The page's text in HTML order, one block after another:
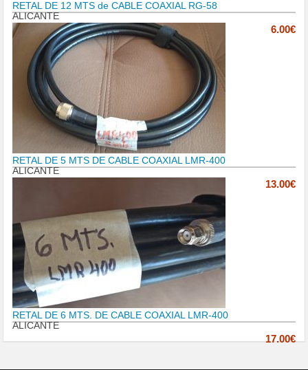
RETAL DE 12 MTS de CABLE COAXIAL RG-58
ALICANTE
6.00€
RETAL DE 5 MTS DE CABLE COAXIAL LMR-400
ALICANTE
13.00€
RETAL DE 6 MTS. DE CABLE COAXIAL LMR-400
ALICANTE
17.00€